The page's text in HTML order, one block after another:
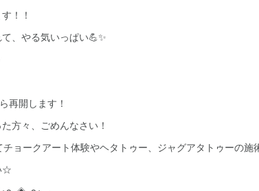
！！
、やる気いっぱい💪✨
再開します！
方々、ごめんなさい！
ョークアート体験やヘタトゥー、ジャグアタトゥーの施
☆